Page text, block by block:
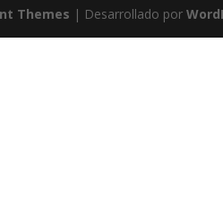
Themes | Desarrollado por